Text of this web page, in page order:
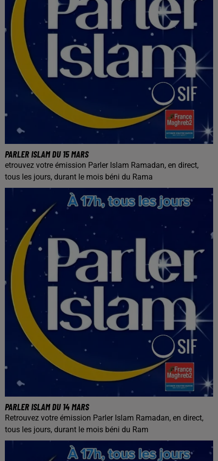
PARLER ISLAM DU 15 MARS
etrouvez votre émission Parler Islam Ramadan, en direct,
tous les jours, durant le mois béni du Rama
PARLER ISLAM DU 14 MARS
Retrouvez votre émission Parler Islam Ramadan, en direct,
tous les jours, durant le mois béni du Ram